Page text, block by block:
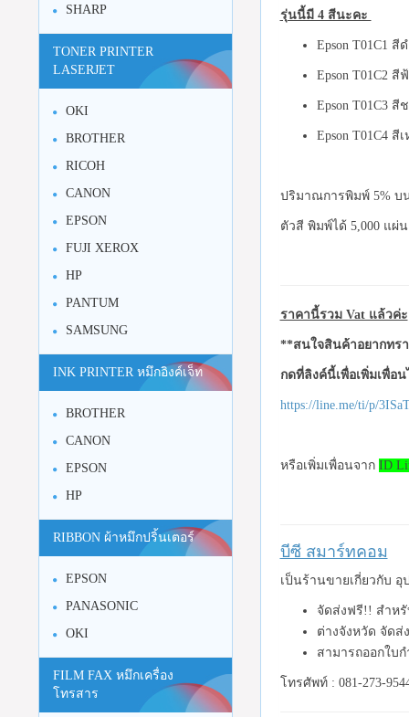
รุ่นนี้มี 4 สีนะคะ
Epson T01C1 สี
Epson T01C2 สี
Epson T01C3 สี
Epson T01C4 สี
ปริมาณการพิมพ์ 5% บ
ตัวสี พิมพ์ได้ 5,000 แผ่น
ราคานี้รวม Vat แล้วค่ะ
**สนใจสินค้าอยากทร
กดที่ลิงค์นี้เพื่อเพิ่มเพื่อ
https://line.me/ti/p/
หรือเพิ่มเพื่อนจาก ID
บีซี สมาร์ทคอม
เป็นร้านขายเกี่ยวกับ
จัดส่งฟรี!! สำห
ต่างจังหวัด จัดส่
สามารถออกใบ
โทรศัพท์ : 081-273-
SHARP
TONER PRINTER
LASERJET
OKI
BROTHER
RICOH
CANON
EPSON
FUJI XEROX
HP
PANTUM
SAMSUNG
INK PRINTER หมึกอิงค์เจ็ท
BROTHER
CANON
EPSON
HP
RIBBON ผ้าหมึกปริ้นเตอร์
EPSON
PANASONIC
OKI
FILM FAX หมึกเครื่อง
โทรสาร